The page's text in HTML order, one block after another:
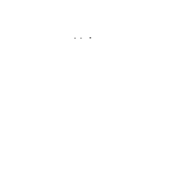
Volg ons